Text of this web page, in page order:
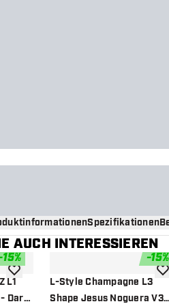
Spezifikationen
AUCH INTERESSIEREN
15%
L1
Dart
Zur Wunschliste hinzufügen
-15%
L-Style Champagne L3
Shape Jesus Noguera V3